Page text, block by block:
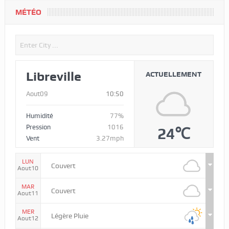
MÉTÉO
Libreville
Aout09 10:50
Humidité
77%
Pression
1016
Vent
3.27mph
ACTUELLEMENT
24℃
LUN
Aout10
Couvert
MAR
Aout11
Couvert
MER
Aout12
Légère Pluie